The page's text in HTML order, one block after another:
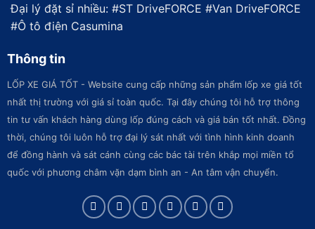
Đại lý đặt sỉ nhiều: #ST DriveFORCE #Van DriveFORCE
#Ô tô điện Casumina
Thông tin
LỐP XE GIÁ TỐT - Website cung cấp những sản phẩm lốp xe giá tốt
nhất thị trường với giá sỉ toàn quốc. Tại đây chúng tôi hỗ trợ thông
tin tư vấn khách hàng dùng lốp đúng cách và giá bán tốt nhất. Đồng
thời, chúng tôi luôn hỗ trợ đại lý sát nhất với tình hình kinh doanh
để đồng hành và sát cánh cùng các bác tài trên khắp mọi miền tổ
quốc với phương châm vặn dạm bình an - An tâm vận chuyển.